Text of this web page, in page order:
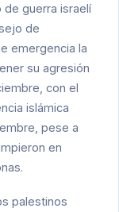
guerra israelí
de
emergencia la
su agresión
con el
islámica
pese a
en
palestinos